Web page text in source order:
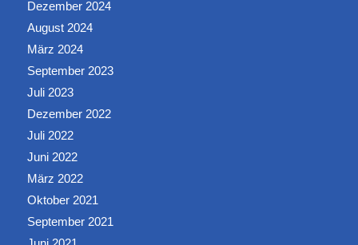
Dezember 2024
August 2024
März 2024
September 2023
Juli 2023
Dezember 2022
Juli 2022
Juni 2022
März 2022
Oktober 2021
September 2021